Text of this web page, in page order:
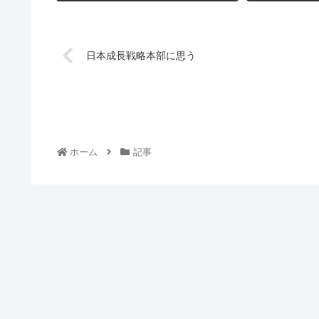
日本成長戦略本部に思う
ホーム 記事